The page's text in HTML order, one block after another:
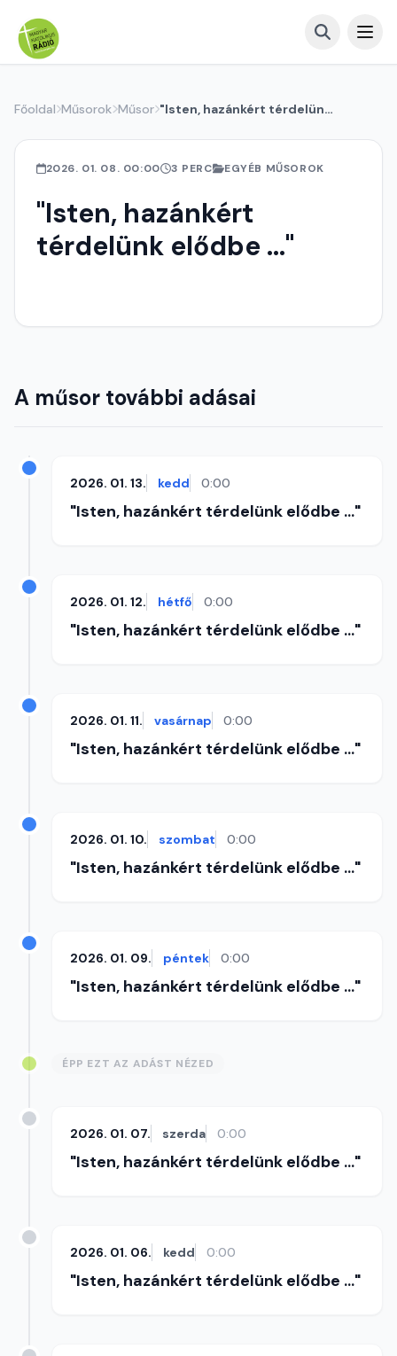
Főoldal Műsorok Műsor "Isten, hazánkért térdelünk elődbe ..."
2026. 01. 08. 00:00 3 PERC EGYÉB MŰSOROK
"Isten, hazánkért
térdelünk elődbe ..."
A műsor további adásai
2026. 01. 13. kedd 0:00
"Isten, hazánkért térdelünk elődbe ..."
2026. 01. 12. hétfő 0:00
"Isten, hazánkért térdelünk elődbe ..."
2026. 01. 11. vasárnap 0:00
"Isten, hazánkért térdelünk elődbe ..."
2026. 01. 10. szombat 0:00
"Isten, hazánkért térdelünk elődbe ..."
2026. 01. 09. péntek 0:00
"Isten, hazánkért térdelünk elődbe ..."
ÉPP EZT AZ ADÁST NÉZED
2026. 01. 07. szerda 0:00
"Isten, hazánkért térdelünk elődbe ..."
2026. 01. 06. kedd 0:00
"Isten, hazánkért térdelünk elődbe ..."